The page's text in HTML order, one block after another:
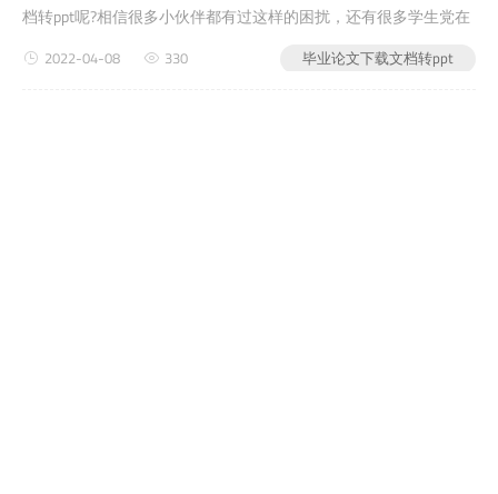
档转ppt呢?相信很多小伙伴都有过这样的困扰，还有很多学生党在
候，会遇到毕业论文下载文档转ppt的问题，没有关系，今天小编
毕业论文下载文档转ppt
2022-04-08 330